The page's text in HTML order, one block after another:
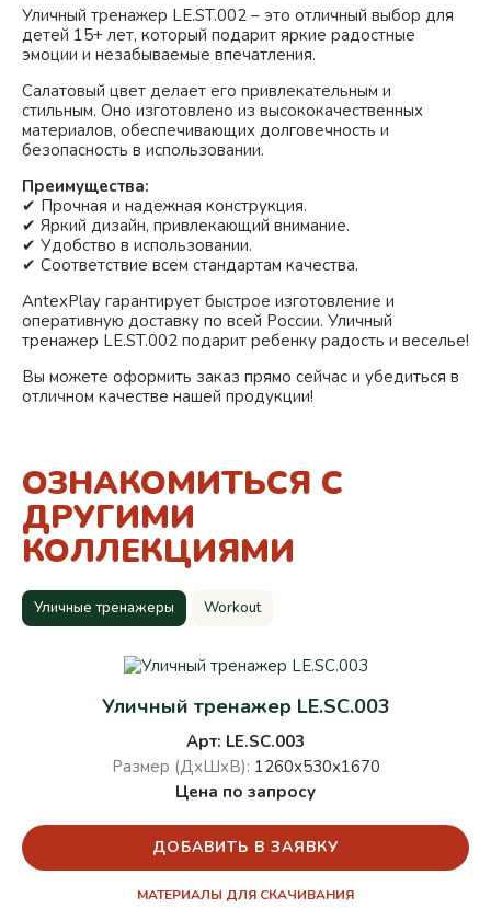
Уличный тренажер LE.ST.002 – это отличный выбор для
детей 15+ лет, который подарит яркие радостные
эмоции и незабываемые впечатления.
Салатовый цвет делает его привлекательным и
стильным. Оно изготовлено из высококачественных
материалов, обеспечивающих долговечность и
безопасность в использовании.
Преимущества:
✔ Прочная и надежная конструкция.
✔ Яркий дизайн, привлекающий внимание.
✔ Удобство в использовании.
✔ Соответствие всем стандартам качества.
AntexPlay гарантирует быстрое изготовление и
оперативную доставку по всей России. Уличный
тренажер LE.ST.002 подарит ребенку радость и веселье!
Вы можете оформить заказ прямо сейчас и убедиться в
отличном качестве нашей продукции!
ОЗНАКОМИТЬСЯ С
ДРУГИМИ
КОЛЛЕКЦИЯМИ
Уличные тренажеры Workout
Уличный тренажер LE.SC.003
Арт: LE.SC.003
Размер (ДхШхВ): 1260х530х1670
Цена по запросу
ДОБАВИТЬ В ЗАЯВКУ
МАТЕРИАЛЫ ДЛЯ СКАЧИВАНИЯ